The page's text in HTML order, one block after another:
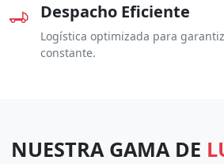
Despacho Eficiente
Logística optimizada para
constante.
NUESTRA GAMA DE